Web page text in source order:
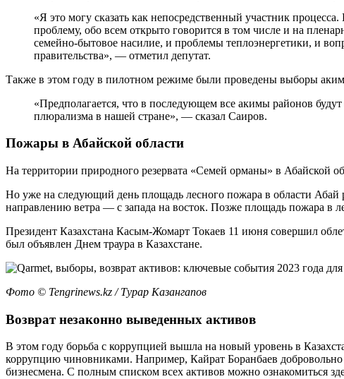
«Я это могу сказать как непосредственный участник
проблему, обо всем открыто говорится в том числе и на
семейно-бытовое насилие, и проблемы теплоэнергетики, и
правительства», — отметил депутат.
Также в этом году в пилотном режиме были проведены выборы
«Предполагается, что в последующем все акимы районов
плюрализма в нашей стране», — сказал Саиров.
Пожары в Абайской области
На территории природного резервата «Семей орманы» в Абайской
Но уже на следующий день площадь лесного пожара в области
направлению ветра — с запада на восток. Позже площадь пожара в
Президент Казахстана Касым-Жомарт Токаев 11 июня совершил
был объявлен Днем траура в Казахстане.
Фото ©️ Tengrinews.kz / Турар Казангапов
Возврат незаконно выведенных активов
В этом году борьба с коррупцией вышла на новый уровень в
коррупцию чиновниками. Например, Кайрат Боранбаев добровольно
бизнесмена. С полным списком всех активов можно ознакомиться